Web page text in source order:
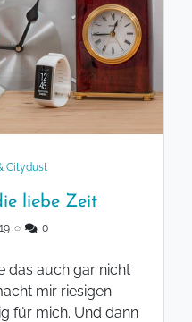
Citydust
liebe Zeit
◌ 0
das auch gar nicht
mir riesigen
für mich. Und dann